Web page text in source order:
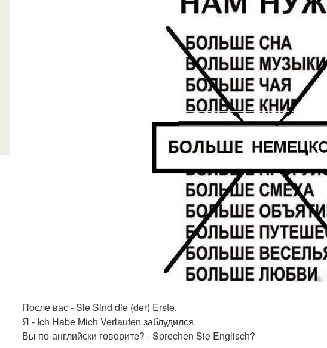
После вас - Sie Sind die (der) Erste.
Я - Ich Habe Mich Verlaufen заблудился.
Вы по-английски говорите? - Sprechen Sie Englisch?